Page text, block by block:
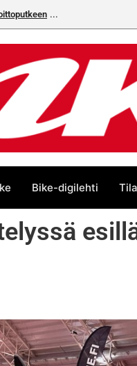
Bike-numeroa!
Bike-digilehti